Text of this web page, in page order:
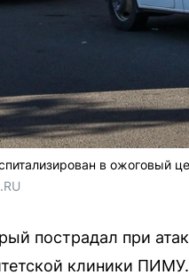
в ожоговый
пострадал при
клиники